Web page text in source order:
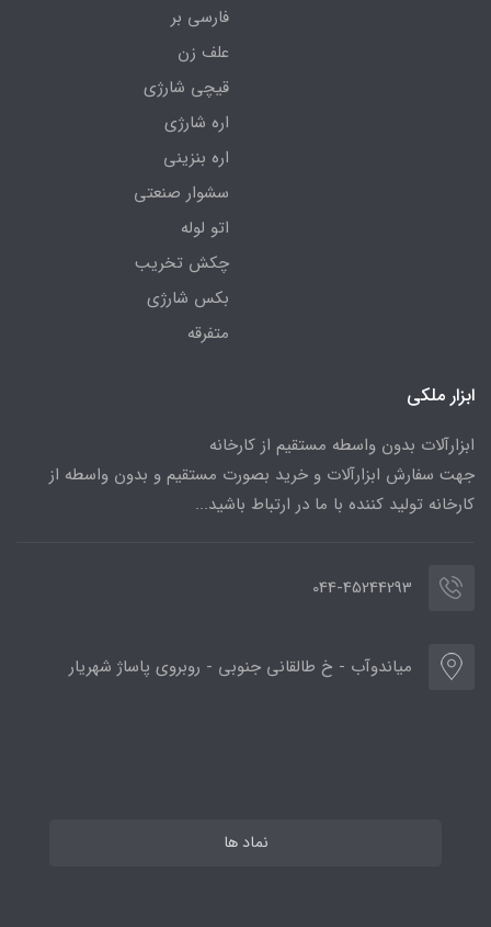
فارسی بر
علف زن
قیچی شارژی
اره شارژی
اره بنزینی
سشوار صنعتی
اتو لوله
چکش تخریب
بکس شارژی
متفرقه
ابزار ملکی
ابزارآلات بدون واسطه مستقیم از کارخانه
جهت سفارش ابزارآلات و خرید بصورت مستقیم و بدون واسطه از
کارخانه تولید کننده با ما در ارتباط باشید...
044-45244293
میاندوآب - خ طالقانی جنوبی - روبروی پاساژ شهریار
نماد ها